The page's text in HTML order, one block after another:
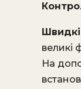
великі
На